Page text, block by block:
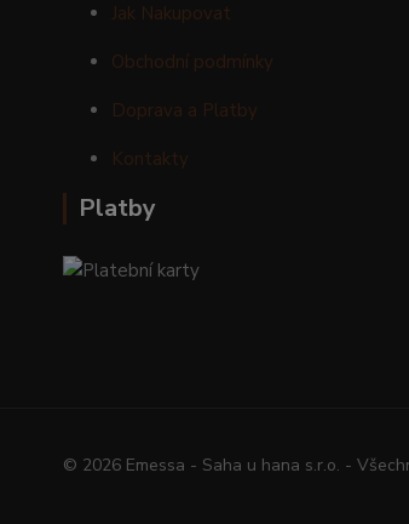
Jak Nakupovat
Obchodní podmínky
Doprava a Platby
Kontakty
Platby
© 2026 Emessa - Saha u hana s.r.o. -